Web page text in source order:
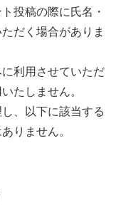
投稿の際に氏名・
だく場合がありま
利用させていただ
たしません。
、以下に該当する
りません。